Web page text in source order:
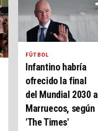
FÚTBOL
Infantino habría
ofrecido la final
del Mundial 2030 a
Marruecos, según
'The Times'